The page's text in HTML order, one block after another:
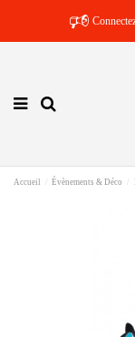
🕫
Accueil Évènements & Déco